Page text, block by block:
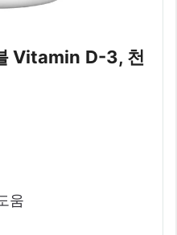
Vitamin D-3, 천
움